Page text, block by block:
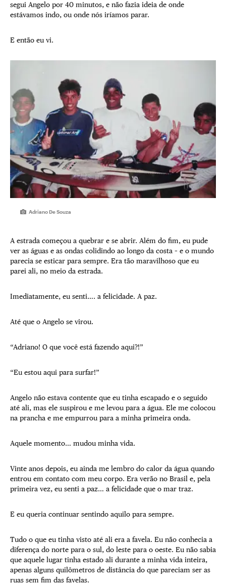
segui Angelo por 40 minutos, e não fazia ideia de onde
estávamos indo, ou onde nós iríamos parar.
E então eu vi.
Adriano De Souza
A estrada começou a quebrar e se abrir. Além do fim, eu pude
ver as águas e as ondas colidindo ao longo da costa – e o mundo
parecia se esticar para sempre. Era tão maravilhoso que eu
parei ali, no meio da estrada.
Imediatamente, eu senti…. a felicidade. A paz.
Até que o Angelo se virou.
“Adriano! O que você está fazendo aqui?!”
“Eu estou aqui para surfar!”
Angelo não estava contente que eu tinha escapado e o seguido
até ali, mas ele suspirou e me levou para a água. Ele me colocou
na prancha e me empurrou para a minha primeira onda.
Aquele momento… mudou minha vida.
Vinte anos depois, eu ainda me lembro do calor da água quando
entrou em contato com meu corpo. Era verão no Brasil e, pela
primeira vez, eu senti a paz… a felicidade que o mar traz.
E eu queria continuar sentindo aquilo para sempre.
Tudo o que eu tinha visto até ali era a favela. Eu não conhecia a
diferença do norte para o sul, do leste para o oeste. Eu não sabia
que aquele lugar tinha estado ali durante a minha vida inteira,
apenas alguns quilômetros de distância do que pareciam ser as
ruas sem fim das favelas.